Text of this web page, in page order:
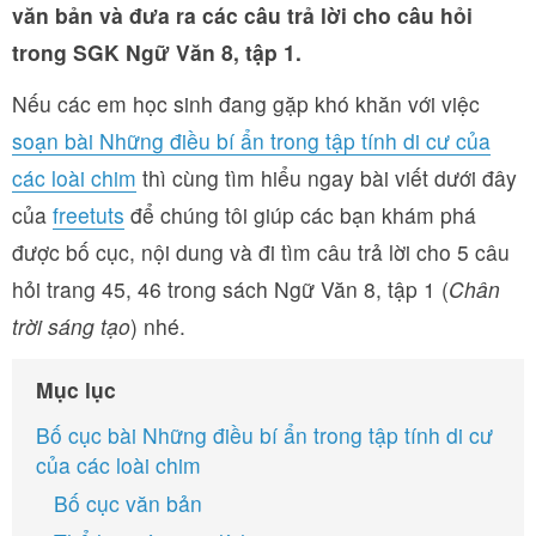
văn bản và đưa ra các câu trả lời cho câu hỏi
trong SGK Ngữ Văn 8, tập 1.
Nếu các em học sinh đang gặp khó khăn với việc
soạn bài Những điều bí ẩn trong tập tính di cư của
các loài chim thì cùng tìm hiểu ngay bài viết dưới đây
của freetuts để chúng tôi giúp các bạn khám phá
được bố cục, nội dung và đi tìm câu trả lời cho 5 câu
hỏi trang 45, 46 trong sách Ngữ Văn 8, tập 1 (Chân
trời sáng tạo) nhé.
Mục lục
Bố cục bài Những điều bí ẩn trong tập tính di cư
của các loài chim
Bố cục văn bản